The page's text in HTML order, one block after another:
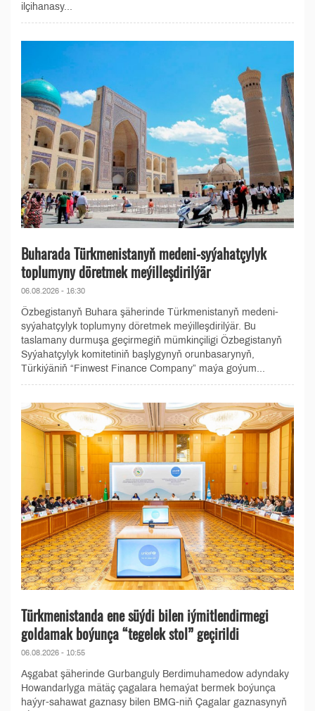
ilçihanasy...
Buharada Türkmenistanyň medeni-syýahatçylyk
toplumyny döretmek meýilleşdirilýär
06.08.2026 - 16:30
Özbegistanyň Buhara şäherinde Türkmenistanyň medeni-
syýahatçylyk toplumyny döretmek meýilleşdirilýär. Bu
taslamany durmuşa geçirmegiň mümkinçiligi Özbegistanyň
Syýahatçylyk komitetiniň başlygynyň orunbasarynyň,
Türkiýäniň “Finwest Finance Company” maýa goýum...
Türkmenistanda ene süýdi bilen iýmitlendirmegi
goldamak boýunça “tegelek stol” geçirildi
06.08.2026 - 10:55
Aşgabat şäherinde Gurbanguly Berdimuhamedow adyndaky
Howandarlyga mätäç çagalara hemaýat bermek boýunça
haýyr-sahawat gaznasy bilen BMG-niň Çagalar gaznasynyň